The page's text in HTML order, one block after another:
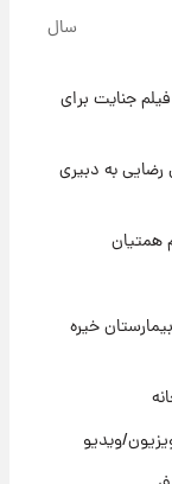
سایپا امروز شنبه
دلار، طلا و سکه
مقصد اروپا این
سال
جنایت برای
به دبیری
همتیان
خیره
ویدیو